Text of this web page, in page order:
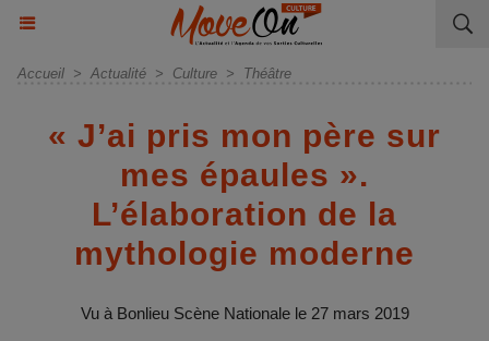
Accueil > Actualité > Culture > Théâtre
« J’ai pris mon père sur
mes épaules ».
L’élaboration de la
mythologie moderne
Vu à Bonlieu Scène Nationale le 27 mars 2019